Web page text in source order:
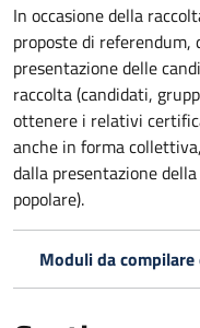
In occasione della
proposte di
presentazione delle
raccolta (candidati,
ottenere i relativi
anche in forma
dalla presentazione
popolare).
Moduli da